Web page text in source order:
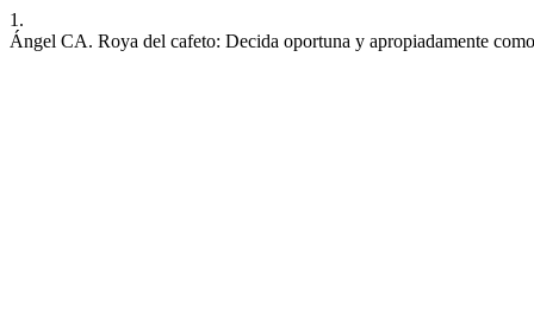
1.
Ángel CA. Roya del cafeto: Decida oportuna y apropiadamente